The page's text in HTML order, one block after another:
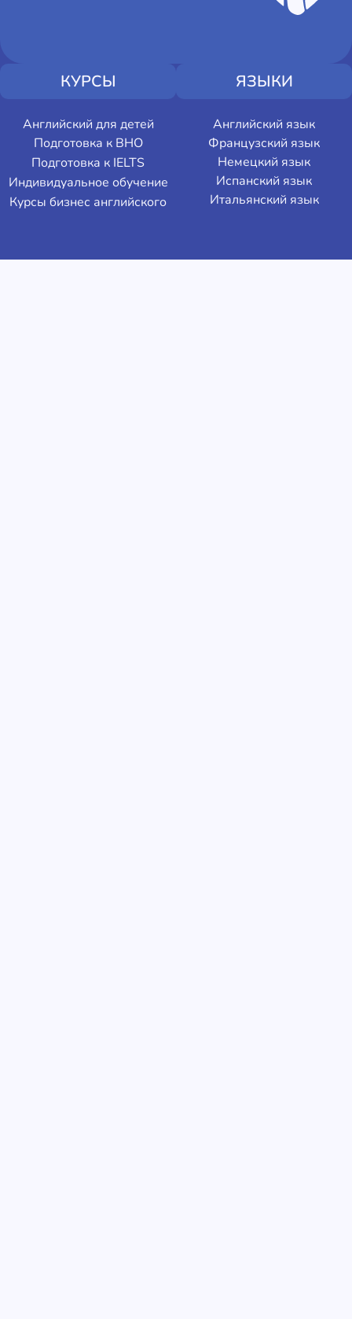
КУРСЫ
Английский для детей
Подготовка к ВНО
Подготовка к IELTS
Индивидуальное обучение
Курсы бизнес английского
ЯЗЫКИ
Английский язык
Французский язык
Немецкий язык
Испанский язык
Итальянский язык